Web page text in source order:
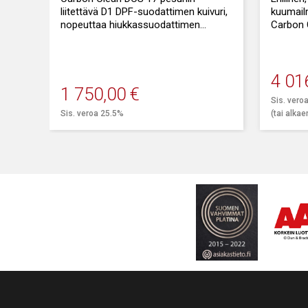
liitettävä D1 DPF-suodattimen kuivuri,
nopeuttaa hiukkassuodattimen
1 750,00 €
Sis. veroa 25.5%
Carbon
4
Sis.
(tai